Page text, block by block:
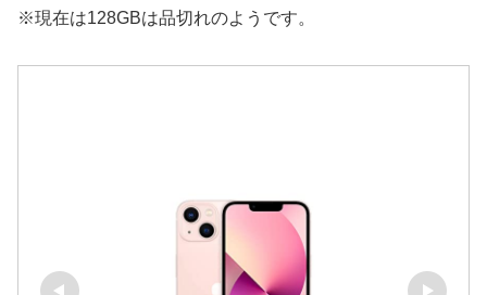
※現在は128GBは品切れのようです。